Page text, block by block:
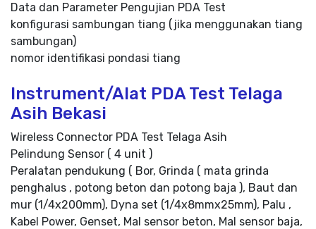
Data dan Parameter Pengujian PDA Test
konfigurasi sambungan tiang (jika menggunakan tiang
sambungan)
nomor identifikasi pondasi tiang
Instrument/Alat PDA Test Telaga
Asih Bekasi
Wireless Connector PDA Test Telaga Asih
Pelindung Sensor ( 4 unit )
Peralatan pendukung ( Bor, Grinda ( mata grinda
penghalus , potong beton dan potong baja ), Baut dan
mur (1/4x200mm), Dyna set (1/4x8mmx25mm), Palu ,
Kabel Power, Genset, Mal sensor beton, Mal sensor baja,